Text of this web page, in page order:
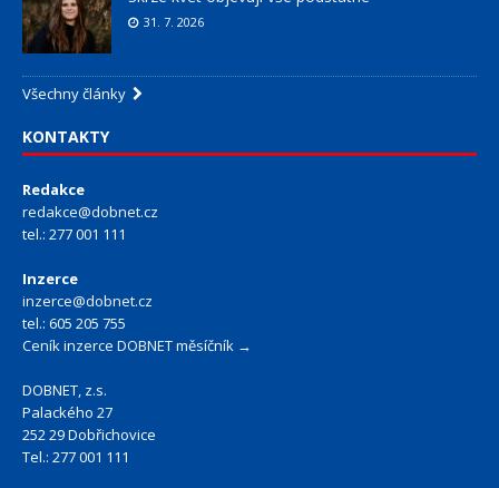
31. 7. 2026
Všechny články
KONTAKTY
Redakce
redakce@dobnet.cz
tel.: 277 001 111
Inzerce
inzerce@dobnet.cz
tel.: 605 205 755
Ceník inzerce DOBNET měsíčník →
DOBNET, z.s.
Palackého 27
252 29 Dobřichovice
Tel.: 277 001 111